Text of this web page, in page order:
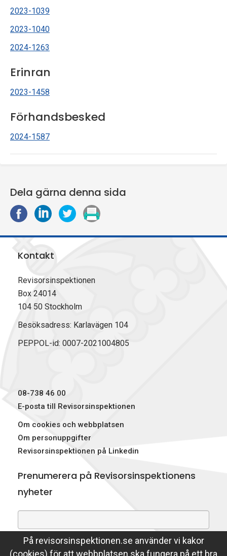
2023-1039
2023-1040
2024-1263
Erinran
2023-1458
Förhandsbesked
2024-1587
Dela gärna denna sida
D
p
F
c
e
b
o
D
p
L
n
k
e
I
D
X
w
i
t
S
På revisorsinspektionen.se använder vi kakor
(cookies) för att webbplatsen ska fungera på ett bra
Kontakt
Revisorsinspektionen
Box 24014
104 50 Stockholm
Besöksadress: Karlavägen 104
PEPPOL-id: 0007-2021004805
08-738 46 00
E-posta till Revisorsinspektionen
Om cookies och webbplatsen
Om personuppgifter
Revisorsinspektionen på Linkedin
Prenumerera på Revisorsinspektionens
nyheter
Genom att prenumerera på nyheter godkänner du att
Revisorsinspektionen lagrar din e-postadress.